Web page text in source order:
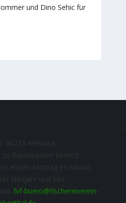
und Dino Sehic für
06233 4590668
zu Bürostunden besetzt.
ersten Montag im Monat,
Neujahr und Juni.
fvf-buero@fischereiverein-